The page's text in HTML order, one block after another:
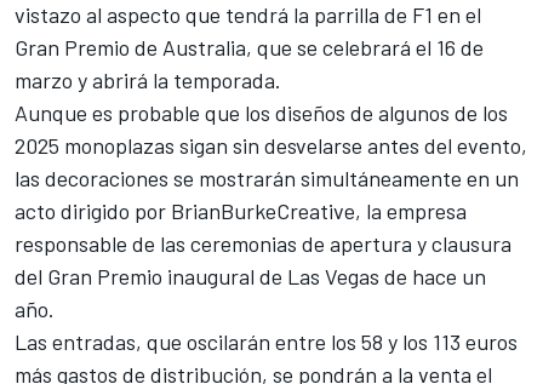
vistazo al aspecto que tendrá la parrilla de F1 en el
Gran Premio de Australia, que se celebrará el 16 de
marzo y abrirá la temporada.
Aunque es probable que los diseños de algunos de los
2025 monoplazas sigan sin desvelarse antes del evento,
las decoraciones se mostrarán simultáneamente en un
acto dirigido por BrianBurkeCreative, la empresa
responsable de las ceremonias de apertura y clausura
del Gran Premio inaugural de Las Vegas de hace un
año.
Las entradas, que oscilarán entre los 58 y los 113 euros
más gastos de distribución, se pondrán a la venta el